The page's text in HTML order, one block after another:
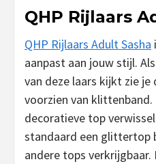
QHP Rijlaars
QHP Rijlaars Adult Sasha
aanpast aan jouw stijl.
van deze laars kijkt zie
voorzien van
decoratieve top
standaard een glittertop
andere tops verkrijgbaar.